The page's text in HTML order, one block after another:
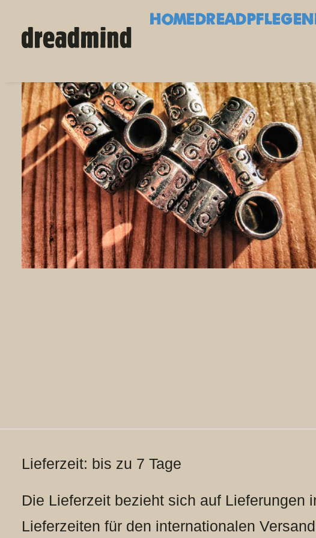
HOMEDREADPFLEGE
Lieferzeit: bis zu 7 Tage
Die Lieferzeit bezieht sich auf Lieferungen
Lieferzeiten für den internationalen